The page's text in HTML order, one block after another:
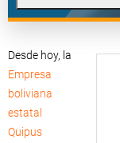
Desde hoy, la
Empresa
boliviana
estatal
Quipus